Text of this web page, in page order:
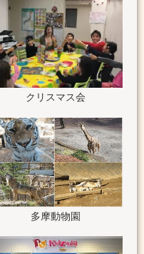
クリスマス会
多摩動物園